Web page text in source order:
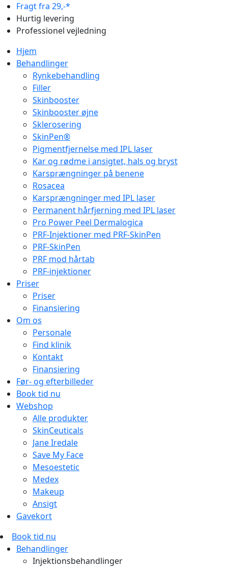
Fragt fra 29,-*
Hurtig levering
Professionel vejledning
Hjem
Behandlinger
Rynkebehandling
Filler
Skinbooster
Skinbooster øjne
Sklerosering
SkinPen®
Pigmentfjernelse med IPL laser
Kar og rødme i ansigtet, hals og bryst
Karsprængninger på benene
Rosacea
Karsprængninger med IPL laser
Permanent hårfjerning med IPL laser
Pro Power Peel Dermalogica
PRF-Injektioner med PRF-SkinPen
PRF-SkinPen
PRF mod hårtab
PRF-injektioner
Priser
Priser
Finansiering
Om os
Personale
Find klinik
Kontakt
Finansiering
Før- og efterbilleder
Book tid nu
Webshop
Alle produkter
SkinCeuticals
Jane Iredale
Save My Face
Mesoestetic
Medex
Makeup
Ansigt
Gavekort
Book tid nu
Behandlinger
Injektionsbehandlinger